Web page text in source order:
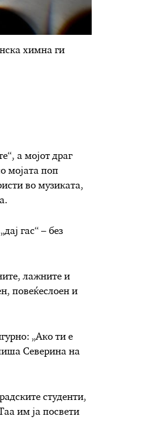
химна ги
а мојот драг
мојата поп
во музиката,
гас“ – без
лажните и
повеќеслоен и
„Ако ти е
Северина на
студенти,
им ја посвети